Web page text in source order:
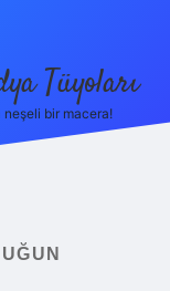
Tüyoları
bir macera!